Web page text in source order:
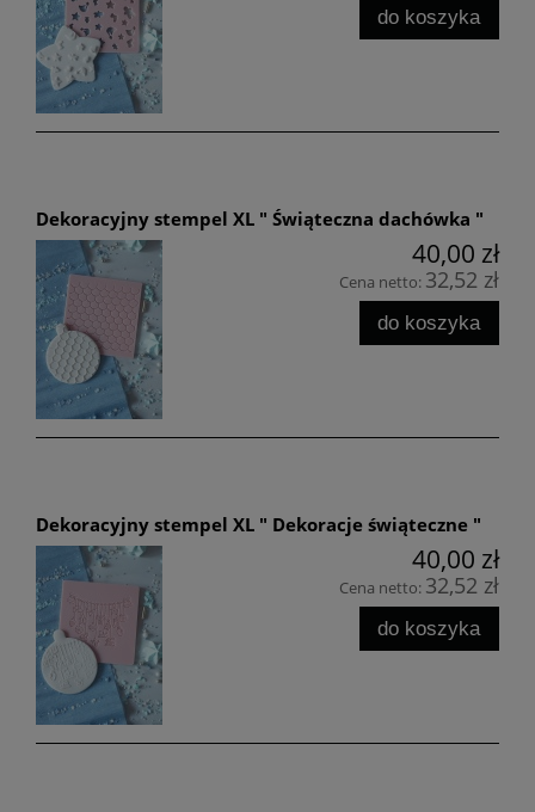
do koszyka
Dekoracyjny stempel XL " Świąteczna dachówka "
40,00 zł
Cena netto: 32,52 zł
do koszyka
Dekoracyjny stempel XL " Dekoracje świąteczne "
40,00 zł
Cena netto: 32,52 zł
do koszyka